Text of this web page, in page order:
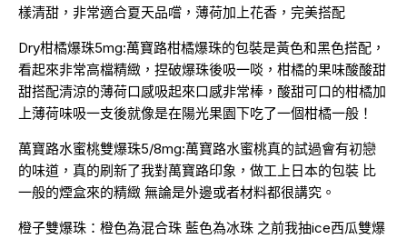
樣清甜，非常適合夏天品嚐，薄荷加上花香，完美搭配
Dry柑橘爆珠5mg:萬寶路柑橘爆珠的包裝是黃色和黑色搭配，
看起來非常高檔精緻，捏破爆珠後吸一啖，柑橘的果味酸酸甜
甜搭配清涼的薄荷口感吸起來口感非常棒，酸甜可口的柑橘加
上薄荷味吸一支後就像是在陽光果園下吃了一個柑橘一般！
萬寶路水蜜桃雙爆珠5/8mg:萬寶路水蜜桃真的試過會有初戀
的味道，真的刷新了我對萬寶路印象，做工上日本的包裝 比
一般的煙盒來的精緻 無論是外邊或者材料都很講究。
橙子雙爆珠：橙色為混合珠 藍色為冰珠 之前我抽ice西瓜雙爆